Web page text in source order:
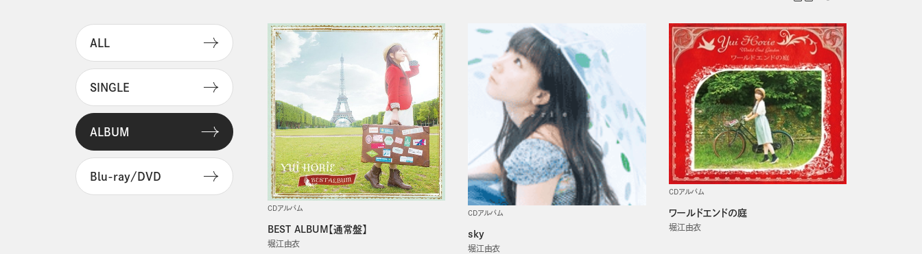
ALL
SINGLE
ALBUM
Blu-ray/DVD
CDアルバム
BEST ALBUM【通常盤】
堀江由衣
CDアルバム
sky
堀江由衣
CDアルバム
ワールドエンドの庭
堀江由衣